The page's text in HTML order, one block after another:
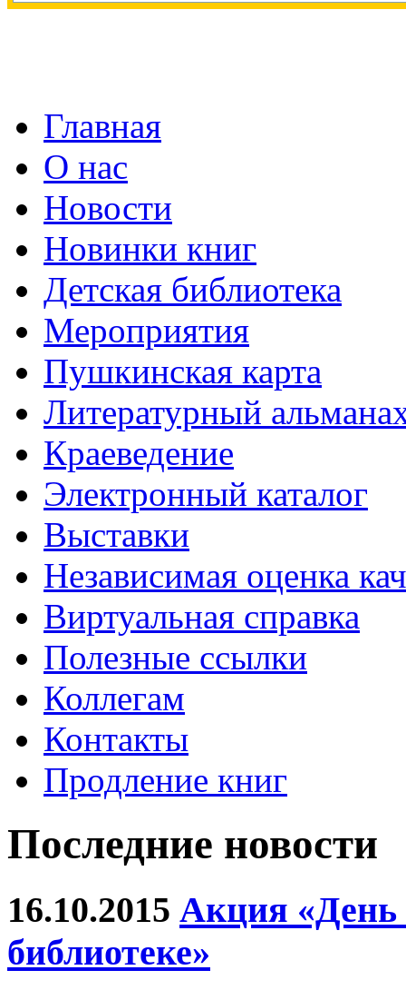
Главная
О нас
Новости
Новинки книг
Детская библиотека
Мероприятия
Пушкинская карта
Литературный
Краеведение
Электронный каталог
Выставки
Независимая оценка
Виртуальная справка
Полезные ссылки
Коллегам
Контакты
Продление книг
Последние новости
16.10.2015 Акция «День
библиотеке»